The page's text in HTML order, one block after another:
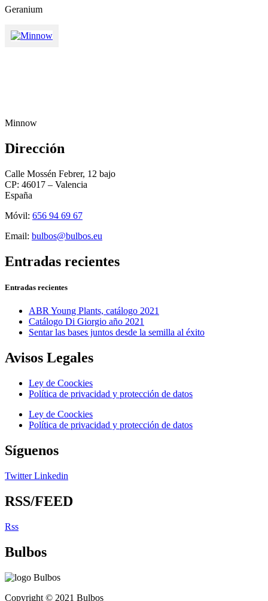
Geranium
Minnow
Dirección
Calle Mossén Febrer, 12 bajo
CP: 46017 – Valencia
España
Móvil: 656 94 69 67
Email: bulbos@bulbos.eu
Entradas recientes
Entradas recientes
ABR Young Plants, catálogo 2021
Catálogo Di Giorgio año 2021
Sentar las bases juntos desde la semilla al éxito
Avisos Legales
Ley de Coockies
Política de privacidad y protección de datos
Ley de Coockies
Política de privacidad y protección de datos
Síguenos
Twitter Linkedin
RSS/FEED
Rss
Bulbos
Copyright © 2021 Bulbos